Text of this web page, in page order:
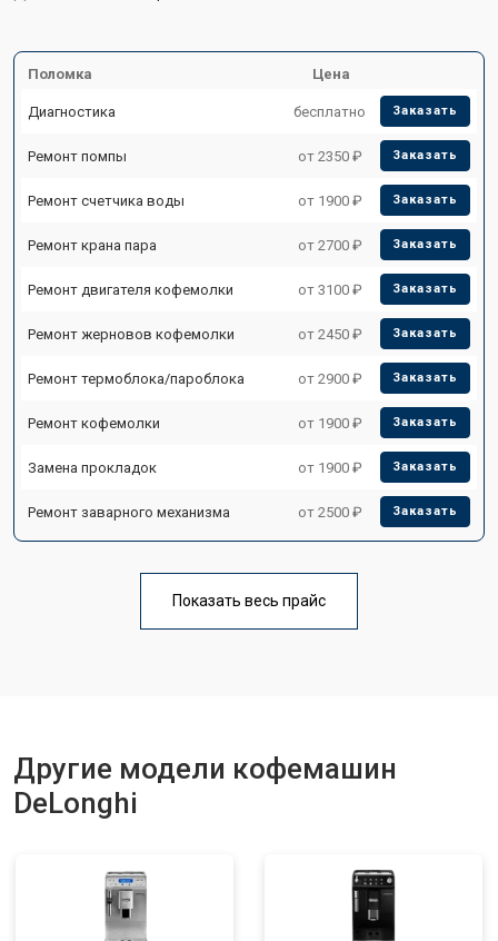
Поломка Цена
Диагностика бесплатно Заказать
Ремонт помпы от 2350 ₽ Заказать
Ремонт счетчика воды от 1900 ₽ Заказать
Ремонт крана пара от 2700 ₽ Заказать
Ремонт двигателя кофемолки от 3100 ₽ Заказать
Ремонт жерновов кофемолки от 2450 ₽ Заказать
Ремонт термоблока/пароблока от 2900 ₽ Заказать
Ремонт кофемолки от 1900 ₽ Заказать
Замена прокладок от 1900 ₽ Заказать
Ремонт заварного механизма от 2500 ₽ Заказать
Показать весь прайс
Другие модели кофемашин
DeLonghi